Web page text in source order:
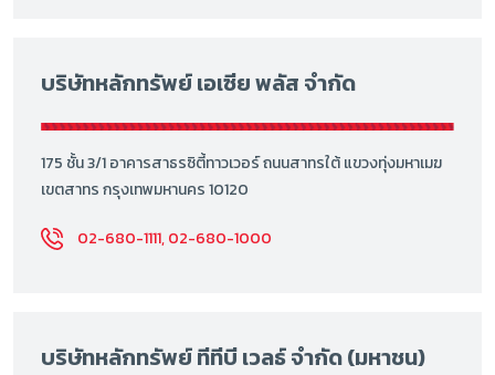
บริษัทหลักทรัพย์ เอเซีย พลัส จำกัด
175 ชั้น 3/1 อาคารสาธรซิตี้ทาวเวอร์ ถนนสาทรใต้ แขวงทุ่งมหาเมฆ
เขตสาทร กรุงเทพมหานคร 10120
02-680-1111, 02-680-1000
บริษัทหลักทรัพย์ ทีทีบี เวลธ์ จำกัด (มหาชน)